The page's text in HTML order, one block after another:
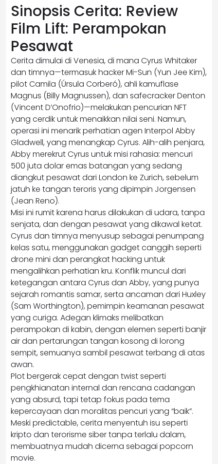
Sinopsis Cerita: Review
Film Lift: Perampokan
Pesawat
Cerita dimulai di Venesia, di mana Cyrus Whitaker
dan timnya—termasuk hacker Mi-Sun (Yun Jee Kim),
pilot Camila (Úrsula Corberó), ahli kamuflase
Magnus (Billy Magnussen), dan safecracker Denton
(Vincent D’Onofrio)—melakukan pencurian NFT
yang cerdik untuk menaikkan nilai seni. Namun,
operasi ini menarik perhatian agen Interpol Abby
Gladwell, yang menangkap Cyrus. Alih-alih penjara,
Abby merekrut Cyrus untuk misi rahasia: mencuri
500 juta dolar emas batangan yang sedang
diangkut pesawat dari London ke Zurich, sebelum
jatuh ke tangan teroris yang dipimpin Jorgensen
(Jean Reno).
Misi ini rumit karena harus dilakukan di udara, tanpa
senjata, dan dengan pesawat yang dikawal ketat.
Cyrus dan timnya menyusup sebagai penumpang
kelas satu, menggunakan gadget canggih seperti
drone mini dan perangkat hacking untuk
mengalihkan perhatian kru. Konflik muncul dari
ketegangan antara Cyrus dan Abby, yang punya
sejarah romantis samar, serta ancaman dari Huxley
(Sam Worthington), pemimpin keamanan pesawat
yang curiga. Adegan klimaks melibatkan
perampokan di kabin, dengan elemen seperti banjir
air dan pertarungan tangan kosong di lorong
sempit, semuanya sambil pesawat terbang di atas
awan.
Plot bergerak cepat dengan twist seperti
pengkhianatan internal dan rencana cadangan
yang absurd, tapi tetap fokus pada tema
kepercayaan dan moralitas pencuri yang “baik”.
Meski predictable, cerita menyentuh isu seperti
kripto dan terorisme siber tanpa terlalu dalam,
membuatnya mudah dicerna sebagai popcorn
movie.